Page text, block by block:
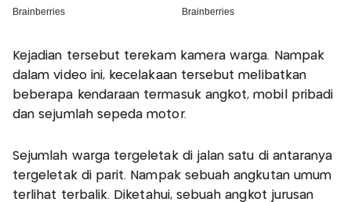
Kejadian tersebut terekam kamera warga. Nampak
dalam video ini, kecelakaan tersebut melibatkan
beberapa kendaraan termasuk angkot, mobil pribadi
dan sejumlah sepeda motor.
Sejumlah warga tergeletak di jalan satu di antaranya
tergeletak di parit. Nampak sebuah angkutan umum
terlihat terbalik. Diketahui, sebuah angkot jurusan